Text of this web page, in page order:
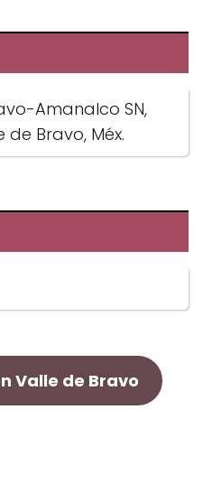
Amanalco SN,
de Bravo, Méx.
Valle de Bravo